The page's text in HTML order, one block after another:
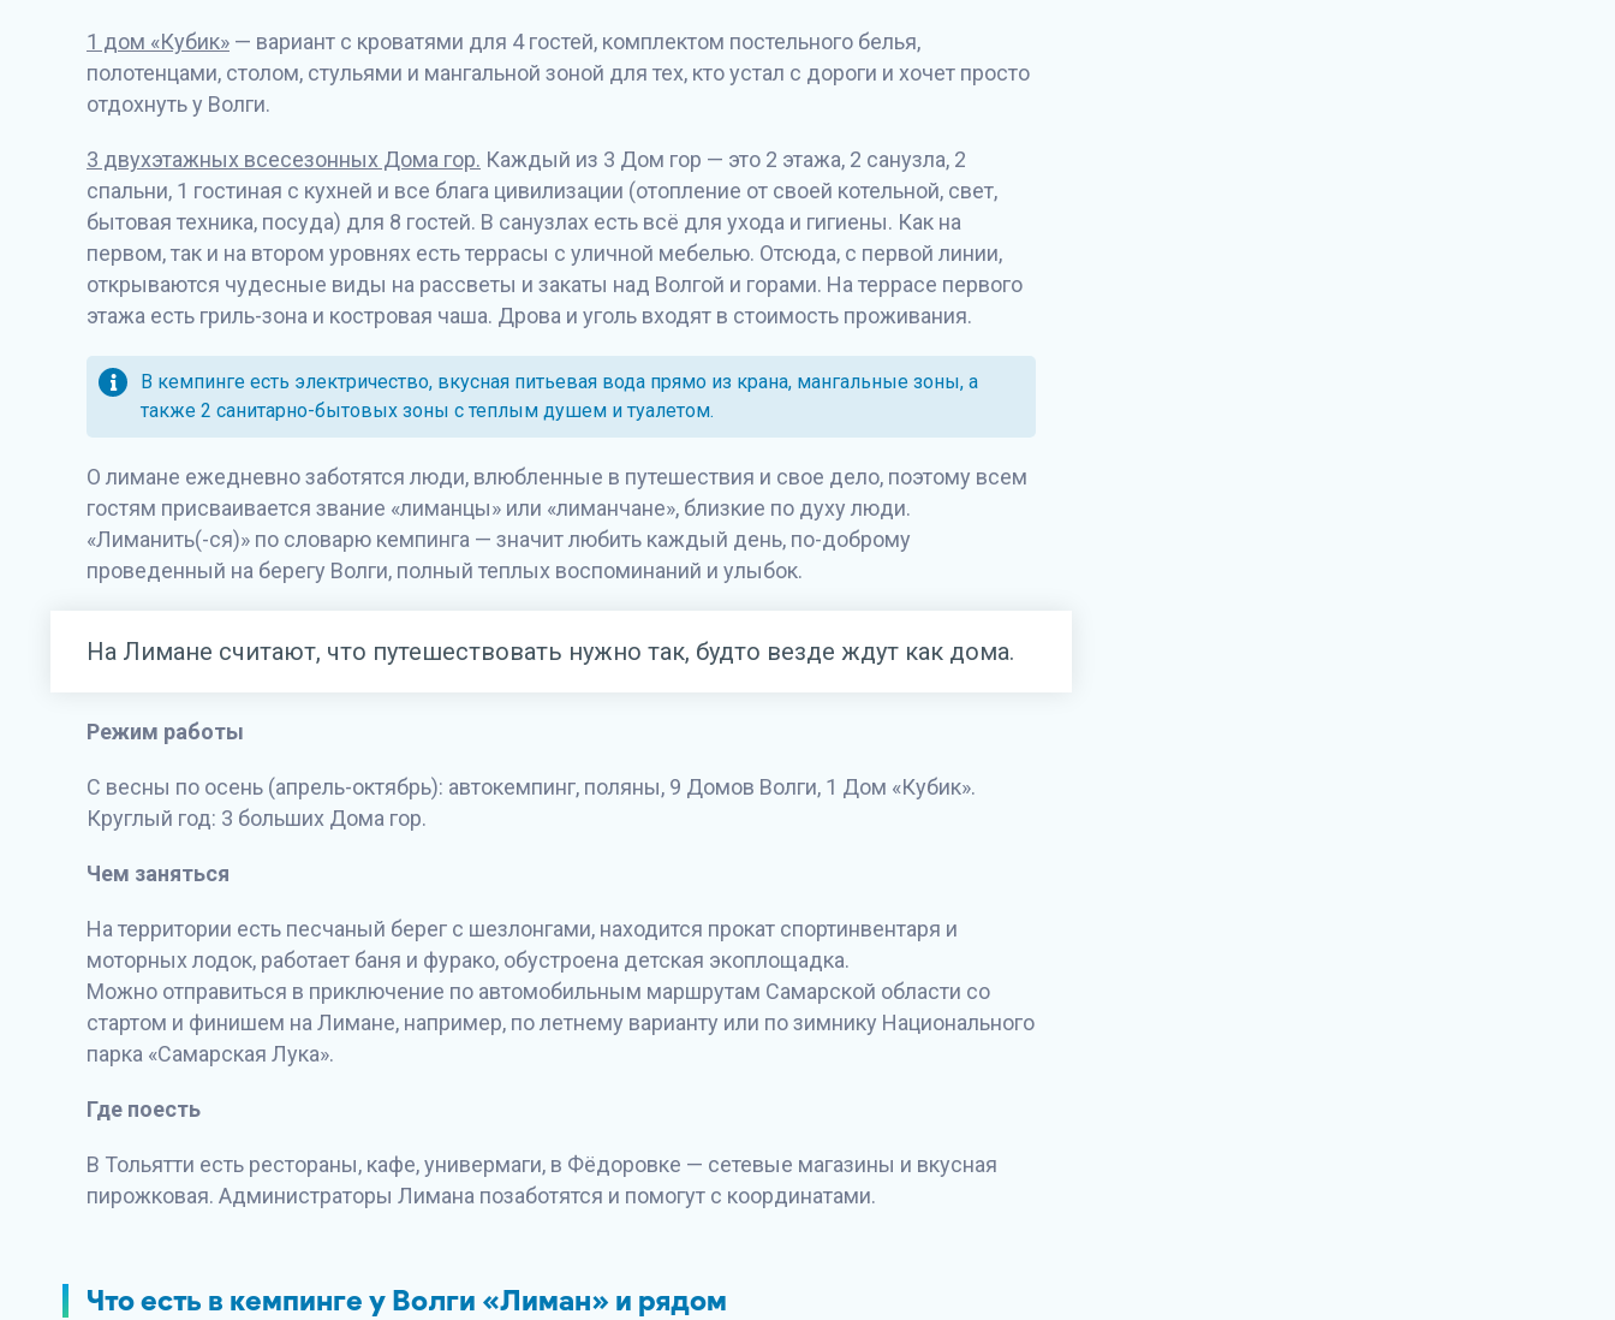
1 дом «Кубик» — вариант с кроватями для 4 гостей, комплектом постельного белья,
полотенцами, столом, стульями и мангальной зоной для тех, кто устал с дороги и хочет просто
отдохнуть у Волги.
3 двухэтажных всесезонных Дома гор. Каждый из 3 Дом гор — это 2 этажа, 2 санузла, 2
спальни, 1 гостиная с кухней и все блага цивилизации (отопление от своей котельной, свет,
бытовая техника, посуда) для 8 гостей. В санузлах есть всё для ухода и гигиены. Как на
первом, так и на втором уровнях есть террасы с уличной мебелью. Отсюда, с первой линии,
открываются чудесные виды на рассветы и закаты над Волгой и горами. На террасе первого
этажа есть гриль-зона и костровая чаша. Дрова и уголь входят в стоимость проживания.
В кемпинге есть электричество, вкусная питьевая вода прямо из крана, мангальные зоны, а
также 2 санитарно-бытовых зоны с теплым душем и туалетом.
О лимане ежедневно заботятся люди, влюбленные в путешествия и свое дело, поэтому всем
гостям присваивается звание «лиманцы» или «лиманчане», близкие по духу люди.
«Лиманить(-ся)» по словарю кемпинга — значит любить каждый день, по-доброму
проведенный на берегу Волги, полный теплых воспоминаний и улыбок.
На Лимане считают, что путешествовать нужно так, будто везде ждут как дома.
Режим работы
С весны по осень (апрель-октябрь): автокемпинг, поляны, 9 Домов Волги, 1 Дом «Кубик».
Круглый год: 3 больших Дома гор.
Чем заняться
На территории есть песчаный берег с шезлонгами, находится прокат спортинвентаря и
моторных лодок, работает баня и фурако, обустроена детская экоплощадка.
Можно отправиться в приключение по автомобильным маршрутам Самарской области со
стартом и финишем на Лимане, например, по летнему варианту или по зимнику Национального
парка «Самарская Лука».
Где поесть
В Тольятти есть рестораны, кафе, универмаги, в Фёдоровке — сетевые магазины и вкусная
пирожковая. Администраторы Лимана позаботятся и помогут с координатами.
Что есть в кемпинге у Волги «Лиман» и рядом